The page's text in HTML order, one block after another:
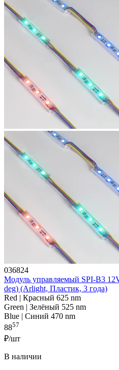
036824
Модуль управляемый SPI-B3
deg) (Arlight, Пластик, 3 года)
Red | Красный 625 nm
Green | Зелёный 525 nm
Blue | Синий 470 nm
8857
₽/шт
В наличии